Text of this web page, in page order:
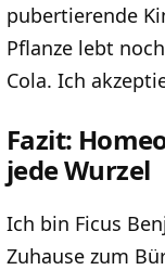
pubertierende
Pflanze lebt
Cola. Ich
Fazit:
jede Wurzel
Ich bin Ficus
Zuhause zum